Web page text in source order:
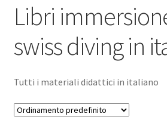
I nostri AGB
Il mio account
Informativa sulla privacy
Informativa sulla privacy
Libri
swiss diving in
Tutti i materiali didattici in italiano